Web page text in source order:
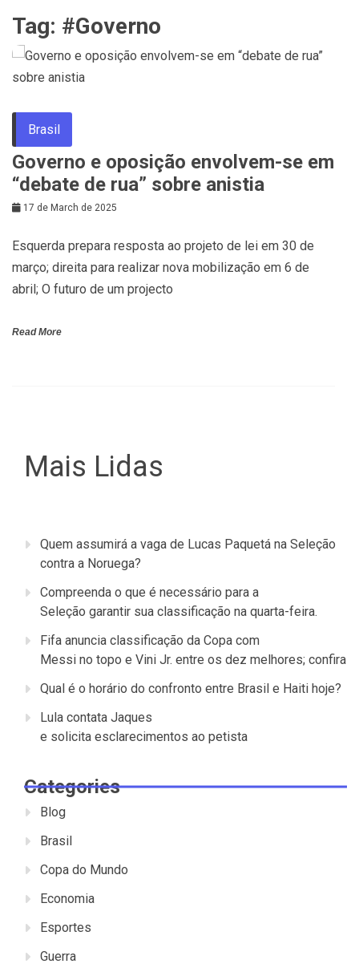
Tag: #Governo
Brasil
Governo e oposição envolvem-se em
“debate de rua” sobre anistia
17 de March de 2025
Esquerda prepara resposta ao projeto de lei em 30 de
março; direita para realizar nova mobilização em 6 de
abril; O futuro de um projecto
Read More
Mais Lidas
Quem assumirá a vaga de Lucas Paquetá na Seleção
contra a Noruega?
Compreenda o que é necessário para a
Seleção garantir sua classificação na quarta-feira.
Fifa anuncia classificação da Copa com
Messi no topo e Vini Jr. entre os dez melhores; confira
Qual é o horário do confronto entre Brasil e Haiti hoje?
Lula contata Jaques
e solicita esclarecimentos ao petista
Categories
Blog
Brasil
Copa do Mundo
Economia
Esportes
Guerra